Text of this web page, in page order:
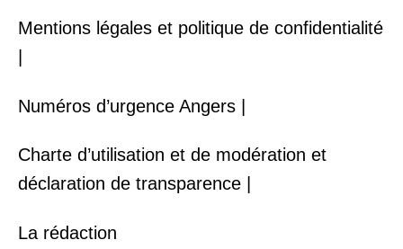
Mentions légales et politique de confidentialité
Numéros d’urgence Angers |
Charte d’utilisation et de modération et
déclaration de transparence |
La rédaction